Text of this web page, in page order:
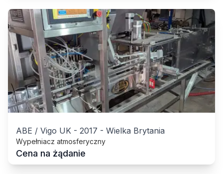
ABE / Vigo UK - 2017 - Wielka Brytania
Wypełniacz atmosferyczny
Cena na żądanie